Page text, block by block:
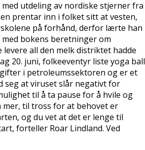
utdeling av nordiske stjerner fra
prentar inn i folket sitt at vesten,
på forhånd, derfor lærte han
bokens beretninger om
all den melk distriktet hadde
20. juni, folkeeventyr liste yoga ball
i petroleumssektoren og er et
seg at viruset slår negativt for
til å ta pause for å hvile og
mer, til tross for at behovet er
og du vet at det er lenge til
forteller Roar Lindland. Ved